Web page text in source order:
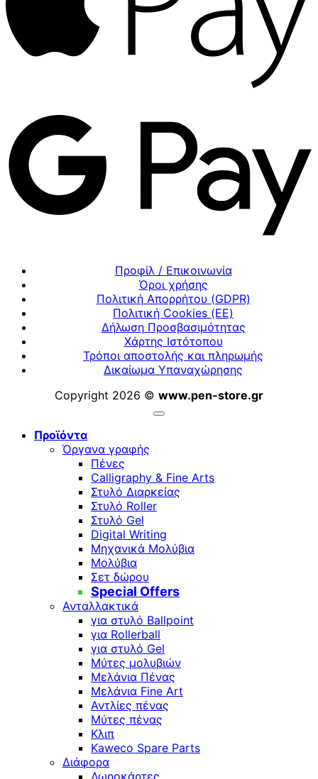
Προφίλ / Επικοινωνία
Όροι χρήσης
Πολιτική Απορρήτου (GDPR)
Πολιτική Cookies (ΕΕ)
Δήλωση Προσβασιμότητας
Χάρτης Ιστότοπου
Τρόποι αποστολής και πληρωμής
Δικαίωμα Υπαναχώρησης
Copyright 2026 © www.pen-store.gr
Προϊόντα
Όργανα γραφής
Πένες
Calligraphy & Fine Arts
Στυλό Διαρκείας
Στυλό Roller
Στυλό Gel
Digital Writing
Μηχανικά Μολύβια
Μολύβια
Σετ δώρου
Special Offers
Ανταλλακτικά
για στυλό Ballpoint
για Rollerball
για στυλό Gel
Μύτες μολυβιών
Μελάνια Πένας
Μελάνια Fine Art
Αντλίες πένας
Μύτες πένας
Κλιπ
Kaweco Spare Parts
Διάφορα